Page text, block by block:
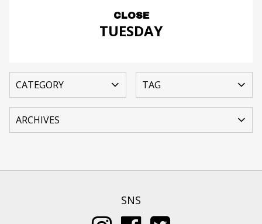
CLOSE
TUESDAY
SNS